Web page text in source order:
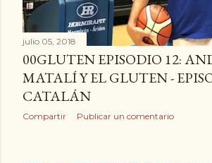
julio 05, 2018
00GLUTEN EPISODIO 12:
MATALÍ Y EL GLUTEN -
CATALÁN
Compartir Publicar un comentario